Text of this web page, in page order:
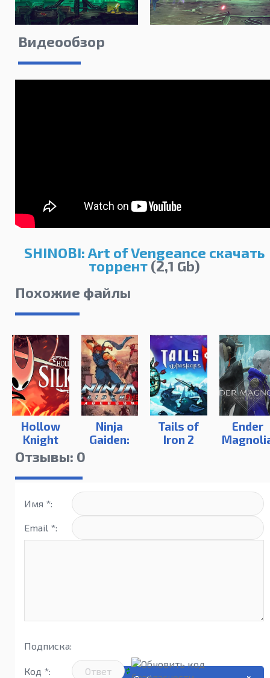
Видеообзор
SHINOBI: Art of Vengeance скачать
торрент(2,1 Gb)
Похожие файлы
Hollow
Knight
Silksong
Ninja
Gaiden:
Ragebound
Tails of
Iron 2
Ender
Отзывы: 0
Имя *:
Email *:
Подписка:
Код *: